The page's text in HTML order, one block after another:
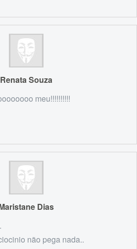
Renata Souza
meu!!!!!!!!!!
Dias
não pega nada..